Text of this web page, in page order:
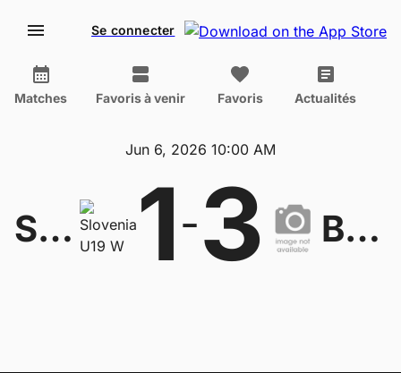
Se connecter
Matches Favoris à venir Favoris Actualités
Jun 6, 2026 10:00 AM
Slovenia U19 W 1-3 Bosnia-Herzegovina U19